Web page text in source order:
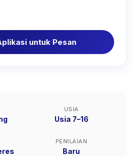
untuk Pesan
USIA
Usia 7–16
PENILAIAN
Baru